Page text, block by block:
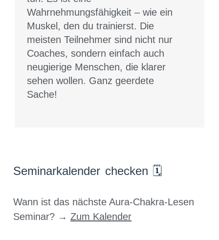
Wahrnehmungsfähigkeit – wie ein
Muskel, den du trainierst. Die
meisten Teilnehmer sind nicht nur
Coaches, sondern einfach auch
neugierige Menschen, die klarer
sehen wollen. Ganz geerdete
Sache!
Seminarkalender checken 🗓️
Wann ist das nächste Aura-Chakra-Lesen
Seminar? →Zum Kalender